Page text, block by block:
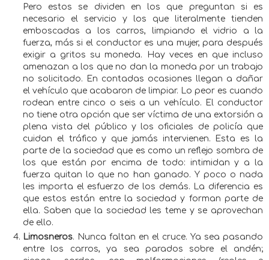
Pero estos se dividen en los que preguntan si es
necesario el servicio y los que literalmente tienden
emboscadas a los carros, limpiando el vidrio a la
fuerza, más si el conductor es una mujer, para después
exigir a gritos su moneda. Hay veces en que incluso
amenazan a los que no dan la moneda por un trabajo
no solicitado. En contadas ocasiones llegan a dañar
el vehículo que acabaron de limpiar. Lo peor es cuando
rodean entre cinco o seis a un vehículo. El conductor
no tiene otra opción que ser víctima de una extorsión a
plena vista del público y los oficiales de policía que
cuidan el tráfico y que jamás intervienen. Esta es la
parte de la sociedad que es como un reflejo sombra de
los que están por encima de todo: intimidan y a la
fuerza quitan lo que no han ganado. Y poco o nada
les importa el esfuerzo de los demás. La diferencia es
que estos están entre la sociedad y forman parte de
ella. Saben que la sociedad les teme y se aprovechan
de ello.
Limosneros. Nunca faltan en el cruce. Ya sea pasando
entre los carros, ya sea parados sobre el andén;